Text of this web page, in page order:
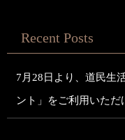
Recent Posts
7月28日より、道民生
ント」をご利用いただ